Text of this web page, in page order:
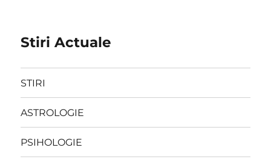
Stiri Actuale
STIRI
ASTROLOGIE
PSIHOLOGIE